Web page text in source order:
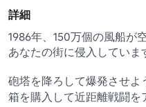
詳細
1986年、150万個の風船が
あなたの街に侵入していま
砲塔を降ろして爆発させよ
箱を購入して近距離戦闘